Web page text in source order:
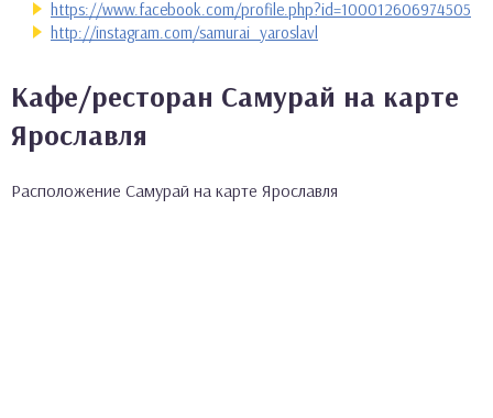
https://www.facebook.com/profile.php?id=100012606974505
http://instagram.com/samurai_yaroslavl
Кафе/ресторан Самурай на карте
Ярославля
Расположение Самурай на карте Ярославля